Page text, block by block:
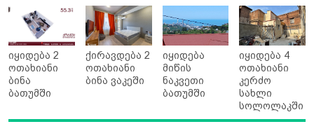
იყიდება 2
ოთახიანი
ბინა
ბათუმში
ქირავდება 2
ოთახიანი
ბინა ვაკეში
იყიდება
მიწის
ნაკვეთი
ბათუმში
იყიდება 4
ოთახიანი
კერძო
სახლი
სოლოლაკში